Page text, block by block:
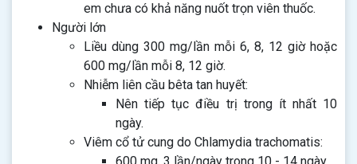
em chưa có khả năng nuốt trọn viên thuốc.
Người lớn
Liều dùng 300 mg/lần mỗi 6, 8, 12 giờ hoặc
600 mg/lần mỗi 8, 12 giờ.
Nhiễm liên cầu bêta tan huyết:
Nên tiếp tục điều trị trong ít nhất 10
ngày.
Viêm cổ tử cung do Chlamydia trachomatis: